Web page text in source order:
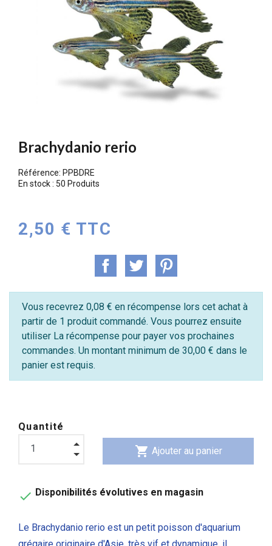
Brachydanio rerio
Référence: PPBDRE
En stock : 50 Produits
2,50 € TTC
Vous recevrez 0,08 € en récompense lors cet achat à
partir de 1 produit commandé. Vous pourrez ensuite
utiliser La récompense pour payer vos prochaines
commandes. Un montant minimum de 30,00 € dans le
panier est requis.
Quantité
shopping_cart Ajouter au panier
 Disponibilités évolutives en magasin
Le Brachydanio rerio est un petit poisson d'aquarium
grégaire originaire d'Asie, très vif et dynamique, il